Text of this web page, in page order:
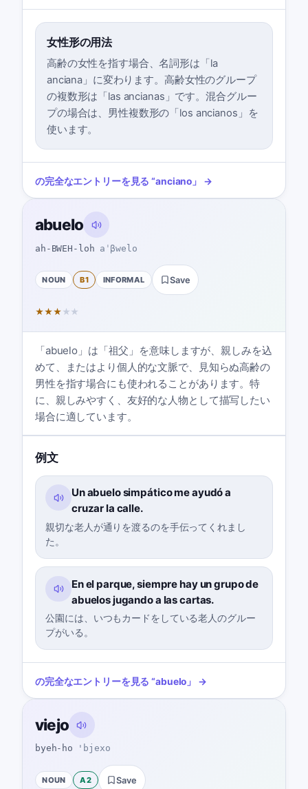
女性形の用法
高齢の女性を指す場合、名詞形は「la
anciana」に変わります。高齢女性のグループ
の複数形は「las ancianas」です。混合グルー
プの場合は、男性複数形の「los ancianos」を
使います。
の完全なエントリーを見る “anciano 」 →
abuelo
ah-BWEH-loh aˈβwelo
NOUN B1 INFORMAL Save
★★★ ★ ★
「abuelo」は「祖父」を意味しますが、親しみを込
めて、またはより個人的な文脈で、見知らぬ高齢の
男性を指す場合にも使われることがあります。特
に、親しみやすく、友好的な人物として描写したい
場合に適しています。
例文
Un abuelo simpático me ayudó a
cruzar la calle.
親切な老人が通りを渡るのを手伝ってくれまし
た。
En el parque, siempre hay un grupo de
abuelos jugando a las cartas.
公園には、いつもカードをしている老人のグルー
プがいる。
の完全なエントリーを見る “abuelo 」 →
viejo
byeh-ho 'bjexo
NOUN A2 Save